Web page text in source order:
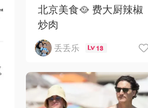
北京美食🥘 费大厨辣椒
炒肉
丢丢乐 13